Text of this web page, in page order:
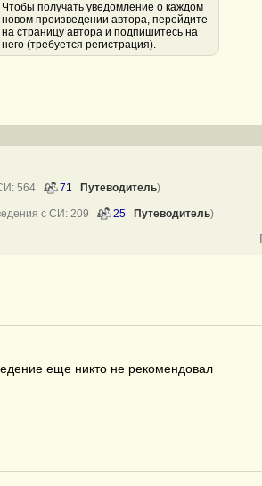
Чтобы получать уведомление о каждом
новом произведении автора, перейдите
на страницу автора и подпишитесь на
него (требуется регистрация).
564 71 Путеводитель)
с СИ: 209 25 Путеводитель)
еще никто не рекомендовал